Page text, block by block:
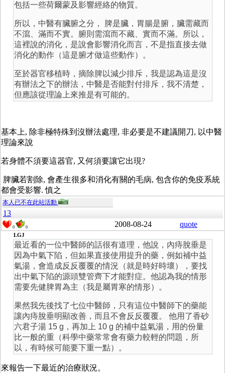
包括一些荷爾蒙及影響經絡的物質。
所以，中醫有臟腑之分， 脾是臟，胃腸是腑，臟需藏而
不瀉、滿而不實。腑則需瀉而不藏、實而不滿。所以，
這裡說的消化，是說會影響消化而言，不是指直接去做
消化的動作（這是腑才做這些動作）。
至於器官移植時，摘除脾以減少排斥，我是認為這是沒
有辦法之下的辦法，中醫是否能對付排斥，我不清楚，
但應該從理論上來推是有可能的。
基本上, 除非極特殊到沒辦法處理, 非必要是不建議開刀, 以中醫
理論來說
若身體不須要這器官, 又何須要讓它出現?
脾臟若割除, 會產生很多和消化有關的毛病, 包含你的免疫系統
都會受影響. 慎之
本人已不在此站活動
13
0 0 2008-08-24 quote
LGJ
最近看的一位中醫師的話很有道理，他說，內痔脫垂是
因為中氣下陷，但如果直接使用提升的藥，例如補中益
氣湯，會造成反反覆覆的情況（就是時好時壞），要找
出中氣下陷的源頭雙管齊下才能對症。他認為我的情形
需要先健脾胃為主（我是屬胃寒的情形）。
果然我先後找了七位中醫師，只有這位中醫師下的藥能
讓內痔脫垂明顯改善，而且不會反反覆覆。 他用了香砂
六君子湯 15 g，再加上 10 g 的補中益氣湯，用的份量
比一般的重（科學中藥常常會有藥力較輕的問題，所
以，有時候可能要下重一點）。
來報告一下最近的治療狀況。